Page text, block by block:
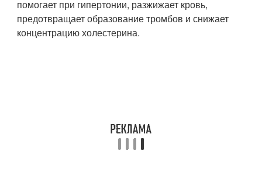
помогает при гипертонии, разжижает кровь,
предотвращает образование тромбов и снижает
концентрацию холестерина.